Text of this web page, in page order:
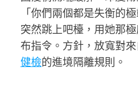
「你們兩個都是失衡的
突然跳上吧檯，用她那
布指令。方針，放寬對
健檢的進境隔離規則。